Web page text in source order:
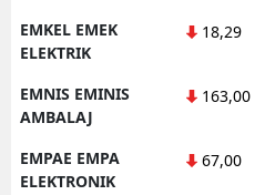
EMKEL EMEK
ELEKTRIK
18,29
EMNIS EMINIS
AMBALAJ
163,00
EMPAE EMPA
ELEKTRONIK
67,00